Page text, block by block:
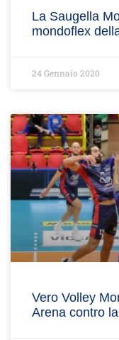
La Saugella
mondoflex
24 Gennaio 2020
Vero Volley
Arena contro